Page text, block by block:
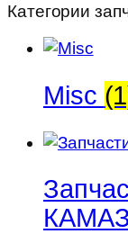
Категории
Misc
КАМАЗ